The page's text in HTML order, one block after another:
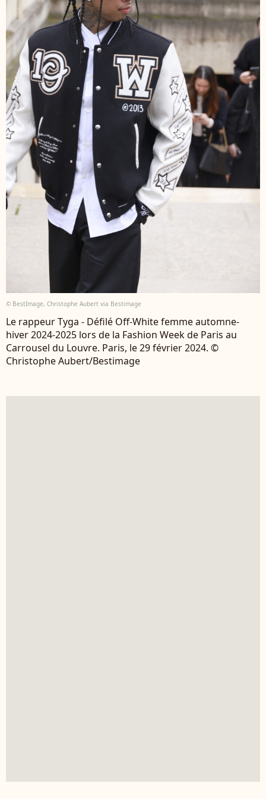
© BestImage, Christophe Aubert via Bestimage
Le rappeur Tyga - Défilé Off-White femme automne-
hiver 2024-2025 lors de la Fashion Week de Paris au
Carrousel du Louvre. Paris, le 29 février 2024. ©
Christophe Aubert/Bestimage